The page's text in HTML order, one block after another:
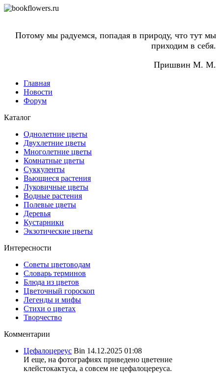
Потому мы радуемся, попадая в природу, что тут мы
приходим в себя.
Пришвин М. М.
Главная
Новости
Форум
Каталог
Однолетние цветы
Двухлетние цветы
Многолетние цветы
Комнатные цветы
Суккуленты
Вьющиеся растения
Луковичные цветы
Водные растения
Полевые цветы
Деревья
Кустарники
Экзотические цветы
Интересности
Советы цветоводам
Словарь терминов
Блюда из цветов
Цветочный гороскоп
Легенды и мифы
Стихи о цветах
Творчество
Комментарии
Цефалоцереус Bin 14.12.2025 01:08
И еще, на фотографиях приведено цветение
клейстокактуса, а совсем не цефалоцереуса.